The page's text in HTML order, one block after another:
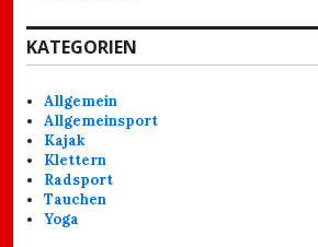
KATEGORIEN
Allgemein
Allgemeinsport
Kajak
Klettern
Radsport
Tauchen
Yoga